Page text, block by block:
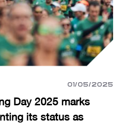
01/05/2025
Day 2025 marks
its status as